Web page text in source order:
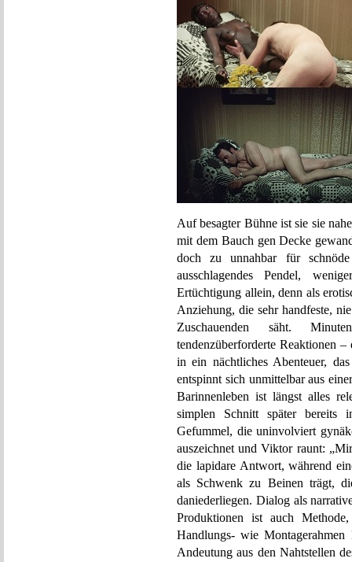
Auf besagter Bühne ist sie sie
mit dem Bauch gen Decke
doch zu unnahbar für
ausschlagendes Pendel,
Ertüchtigung allein, denn als
Anziehung, die sehr handfeste,
Zuschauenden säht.
tendenzüberforderte Reaktionen
in ein nächtliches Abenteuer,
entspinnt sich unmittelbar aus
Barinnenleben ist längst alles
simplen Schnitt später bereits
Gefummel, die uninvolviert
auszeichnet und Viktor raunt:
die lapidare Antwort, während
als Schwenk zu Beinen trägt,
daniederliegen. Dialog als
Produktionen ist auch
Handlungs- wie
Andeutung aus den Nahtstellen